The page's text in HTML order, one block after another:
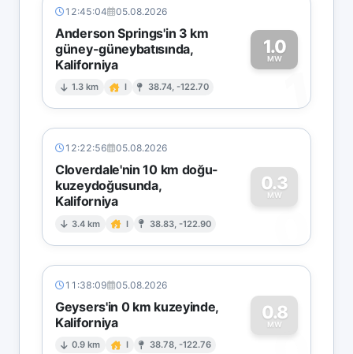
12:45:04 05.08.2026
Anderson Springs'in 3 km
güney-güneybatısında,
Kaliforniya
1.3 km I 38.74, -122.70
1.0
MW
1
12:22:56 05.08.2026
Cloverdale'nin 10 km doğu-
kuzeydoğusunda,
Kaliforniya
3.4 km I 38.83, -122.90
0.3
MW
0
11:38:09 05.08.2026
Geysers'in 0 km kuzeyinde,
Kaliforniya
0.9 km I 38.78, -122.76
0.8
MW